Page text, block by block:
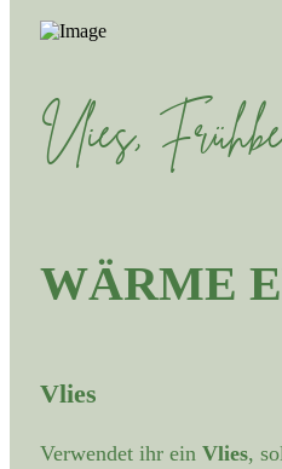
Vlies,
WÄRME
Vlies
Verwendet ihr ein Vlies,